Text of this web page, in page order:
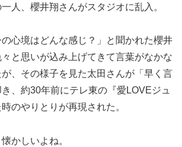
人、櫻井翔さんがスタジオに乱入。
心境はどんな感じ？」と聞かれた櫻井
と思いが込み上げてきて言葉がなかな
、その様子を見た太田さんが「早く言
、約30年前にテレ東の『愛LOVEジュ
のやりとりが再現された。
懐かしいよね。